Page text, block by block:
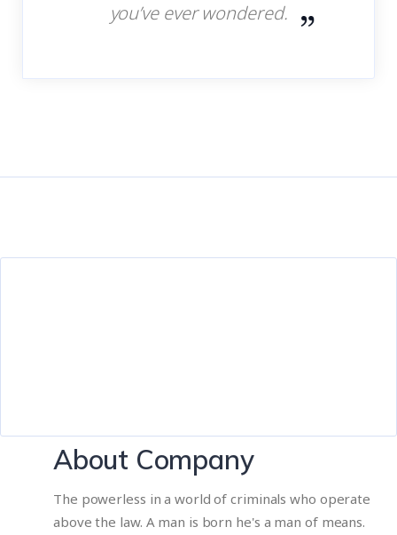
you’ve ever wondered.
About Company
The powerless in a world of criminals who operate
above the law. A man is born he's a man of means.